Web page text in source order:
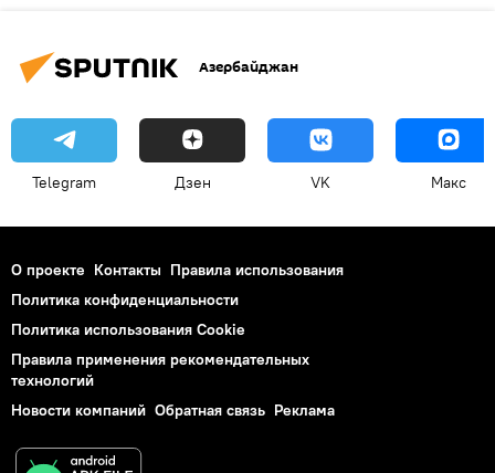
Азербайджан
Telegram Дзен VK Макс
О проекте Контакты Правила использования
Политика конфиденциальности
Политика использования Cookie
Правила применения рекомендательных
технологий
Новости компаний Обратная связь Реклама